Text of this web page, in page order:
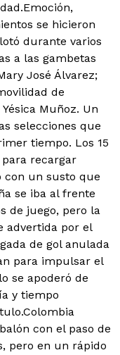
Emoción,
se hicieron
durante varios
a las gambetas
José Álvarez;
de
Muñoz. Un
selecciones que
tiempo. Los 15
recargar
con un susto que
se iba al frente
de juego, pero la
advertida por el
de gol anulada
para impulsar el
se apoderó de
y tiempo
Colombia
con el paso de
pero en un rápido